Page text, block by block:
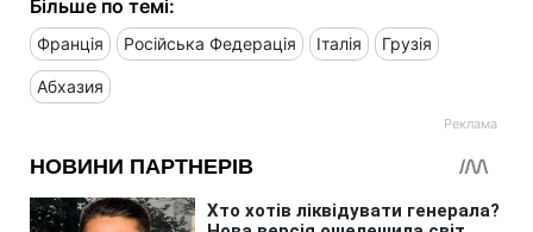
Більше по темі:
Франція Російська Федерація Італія Грузія
Абхазия